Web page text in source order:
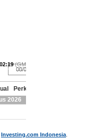
Investing.com Indonesia